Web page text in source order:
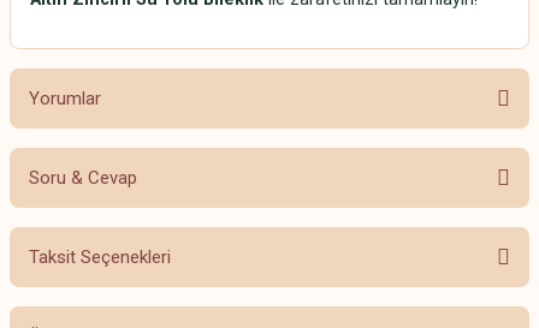
Yorumlar
Bu ürüne ilk yorumu siz yapın!
Soru & Cevap
Ürün hakkında henüz soru sorulmamış.
Taksit Seçenekleri